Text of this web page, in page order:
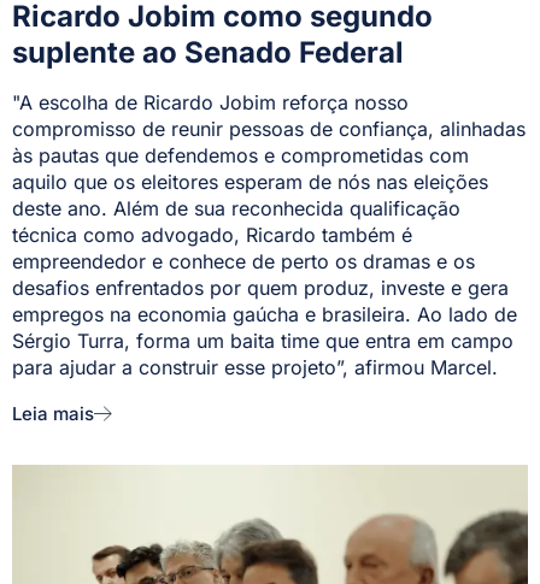
Ricardo Jobim como segundo
suplente ao Senado Federal
"A escolha de Ricardo Jobim reforça nosso
compromisso de reunir pessoas de confiança, alinhadas
às pautas que defendemos e comprometidas com
aquilo que os eleitores esperam de nós nas eleições
deste ano. Além de sua reconhecida qualificação
técnica como advogado, Ricardo também é
empreendedor e conhece de perto os dramas e os
desafios enfrentados por quem produz, investe e gera
empregos na economia gaúcha e brasileira. Ao lado de
Sérgio Turra, forma um baita time que entra em campo
para ajudar a construir esse projeto”, afirmou Marcel.
Leia mais